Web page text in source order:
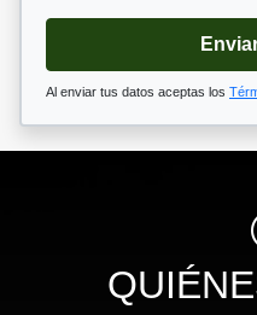
Al enviar tus datos aceptas los